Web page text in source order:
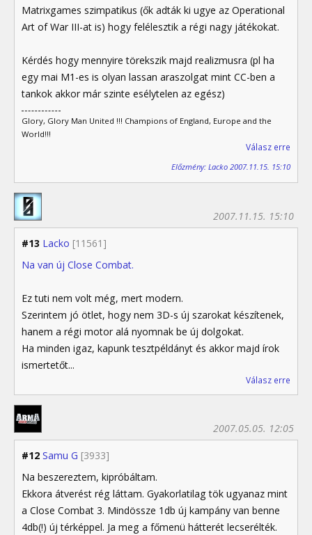
Matrixgames szimpatikus (ők adták ki ugye az Operational
Art of War III-at is) hogy felélesztik a régi nagy játékokat.
Kérdés hogy mennyire törekszik majd realizmusra (pl ha
egy mai M1-es is olyan lassan araszolgat mint CC-ben a
tankok akkor már szinte esélytelen az egész)
Glory, Glory Man United !!! Champions of England, Europe and the
World!!!
Válasz erre
Előzmény: Lacko 2007.11.15. 15:10
#13 Lacko [11561]
2007.11.15. 15:10
Na van új Close Combat.
Ez tuti nem volt még, mert modern.
Szerintem jó ötlet, hogy nem 3D-s új szarokat készítenek,
hanem a régi motor alá nyomnak be új dolgokat.
Ha minden igaz, kapunk tesztpéldányt és akkor majd írok
ismertetőt...
Válasz erre
#12 Samu G [3933]
2007.05.05. 12:05
Na beszereztem, kipróbáltam.
Ekkora átverést rég láttam. Gyakorlatilag tök ugyanaz mint
a Close Combat 3. Mindössze 1db új kampány van benne
4db(!) új térképpel. Ja meg a főmenü hátterét lecserélték.